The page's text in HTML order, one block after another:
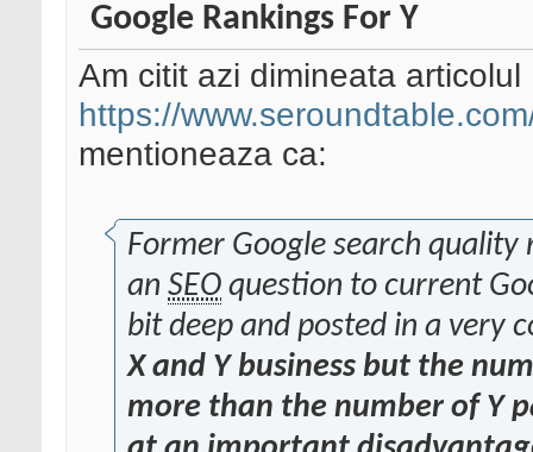
Google Rankings For Y
Am citit azi dimineata articolul
https://
mentioneaza ca:
Former Google search
an SEO question to current
bit deep and posted in a very
X and Y business but the
more than the number of Y